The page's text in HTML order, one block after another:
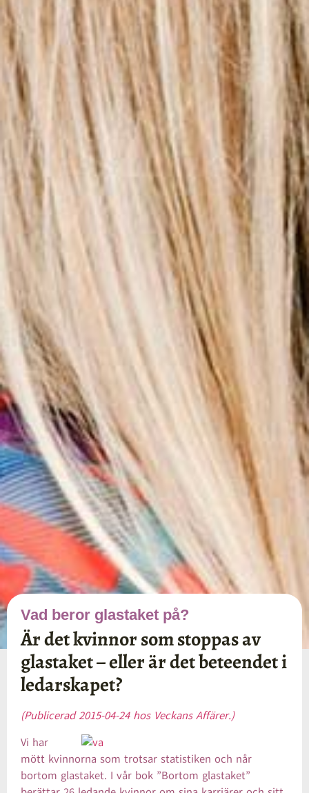
Vad beror glastaket på?
Är det kvinnor som stoppas av
glastaket – eller är det beteendet i
ledarskapet?
(Publicerad 2015-04-24 hos Veckans Affärer.)
Vi har
mött kvinnorna som trotsar statistiken och når
bortom glastaket. I vår bok ”Bortom glastaket”